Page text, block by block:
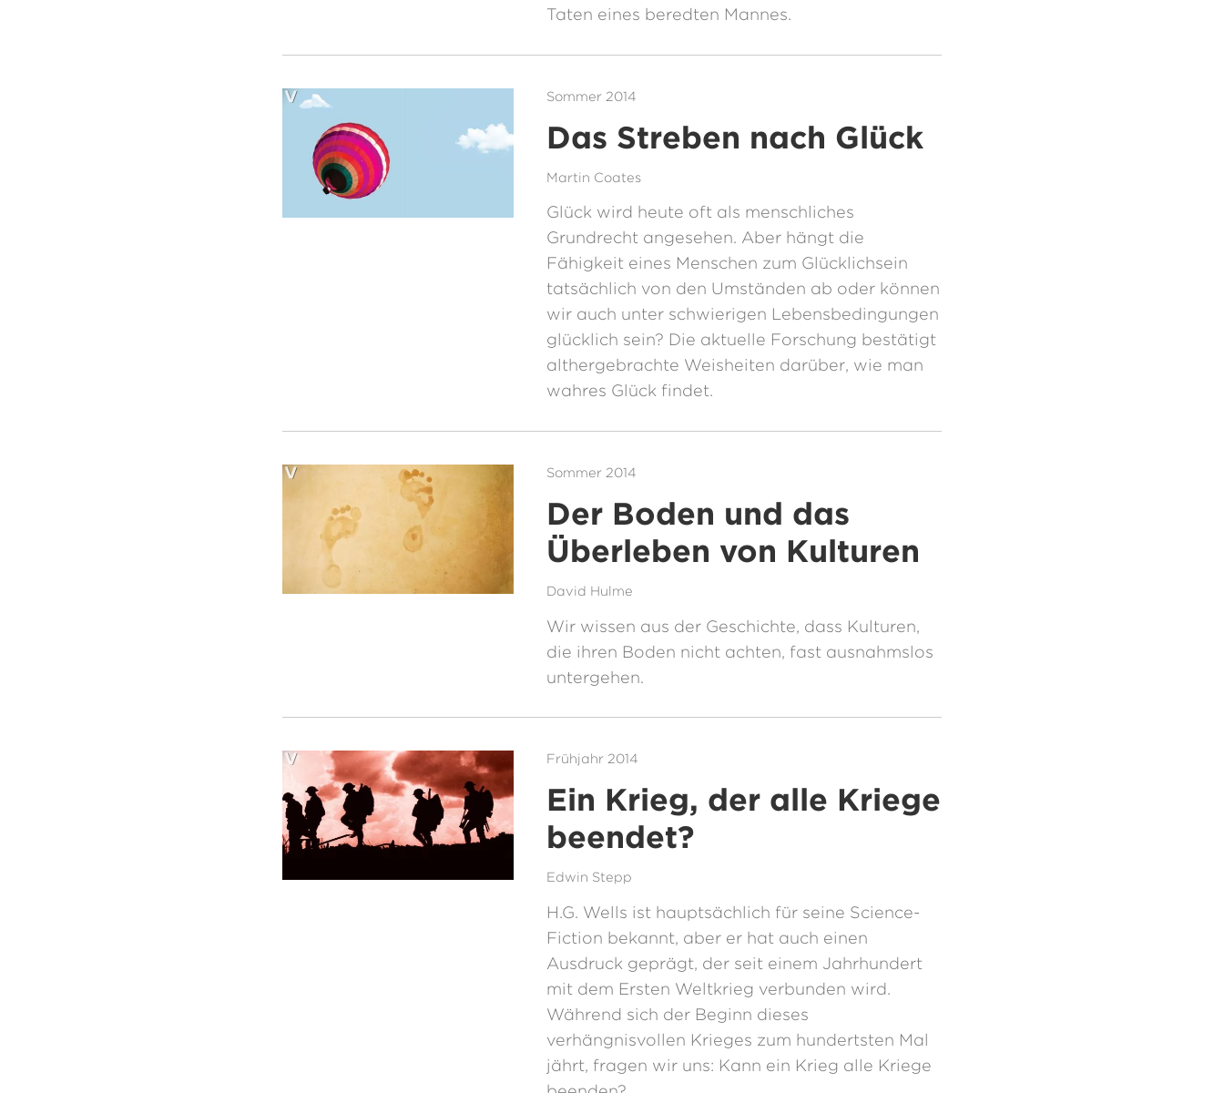
Taten eines beredten Mannes.
Sommer 2014
Das Streben nach Glück
Martin Coates
Glück wird heute oft als menschliches
Grundrecht angesehen. Aber hängt die
Fähigkeit eines Menschen zum Glücklichsein
tatsächlich von den Umständen ab oder können
wir auch unter schwierigen Lebensbedingungen
glücklich sein? Die aktuelle Forschung bestätigt
althergebrachte Weisheiten darüber, wie man
wahres Glück findet.
Sommer 2014
Der Boden und das
Überleben von Kulturen
David Hulme
Wir wissen aus der Geschichte, dass Kulturen,
die ihren Boden nicht achten, fast ausnahmslos
untergehen.
Frühjahr 2014
Ein Krieg, der alle Kriege
beendet?
Edwin Stepp
H.G. Wells ist hauptsächlich für seine Science-
Fiction bekannt, aber er hat auch einen
Ausdruck geprägt, der seit einem Jahrhundert
mit dem Ersten Weltkrieg verbunden wird.
Während sich der Beginn dieses
verhängnisvollen Krieges zum hundertsten Mal
jährt, fragen wir uns: Kann ein Krieg alle Kriege